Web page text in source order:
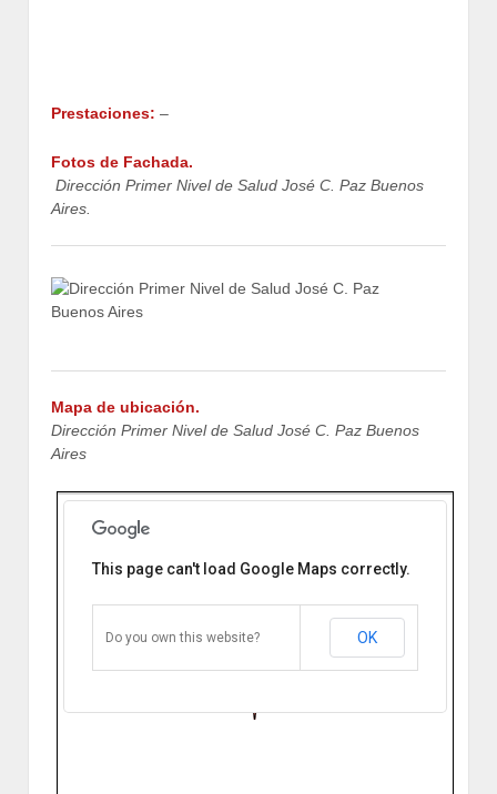
Prestaciones: –
Fotos de Fachada.
Dirección Primer Nivel de Salud José C. Paz Buenos
Aires.
Mapa de ubicación.
Dirección Primer Nivel de Salud José C. Paz Buenos
Aires
José C. Paz Buenos Aires
Chile & Castelar José C. Paz, Buenos
Aires, Argentina
This page can't load Google Maps correctly.
Do you own this website? OK